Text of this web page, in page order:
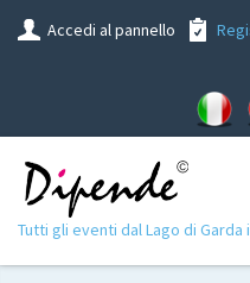
Accedi al pannello
Tutti gli eventi dal Lago di Garda